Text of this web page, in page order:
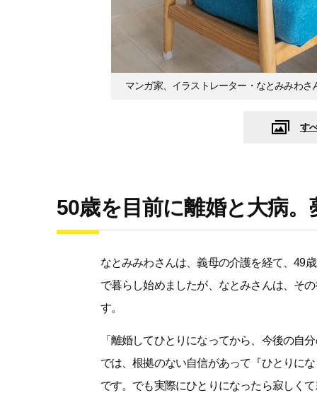
マンガ家、イラストレーター・なとみみわさ
す
50歳を目前に離婚と大病
なとみみわさんは、義母の介護を経て、49
で暮らし始めましたが、なとみさんは、そ
す。
「離婚してひとりになってから、今後の自
では、根拠のない自信があって『ひとりに
です。でも実際にひとりになったら寂しく